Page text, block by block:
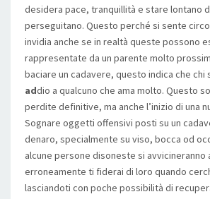
desidera pace, tranquillità e stare lontano
perseguitano. Questo perché si sente
invidia anche se in realtà queste possono
rappresentate da un parente molto
baciare un cadavere, questo indica che chi
addio a qualcuno che ama molto. Questo
perdite definitive, ma anche l’inizio di una
Sognare oggetti offensivi posti su un
denaro, specialmente su viso, bocca od
alcune persone disoneste si avvicineranno
erroneamente ti fiderai di loro quando
lasciandoti con poche possibilità di